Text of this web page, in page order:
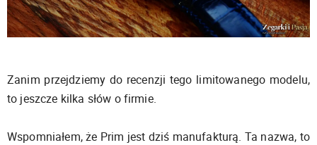
Zanim przejdziemy do recenzji tego limitowanego modelu,
to jeszcze kilka słów o firmie.
Wspomniałem, że Prim jest dziś manufakturą. Ta nazwa, to